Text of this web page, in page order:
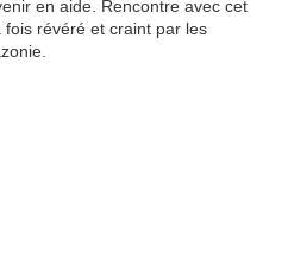
en aide. Rencontre avec cet
révéré et craint par les